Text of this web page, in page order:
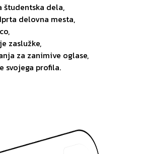
študentska dela,
delovna mesta,
zaslužke,
za zanimive oglase,
svojega profila.